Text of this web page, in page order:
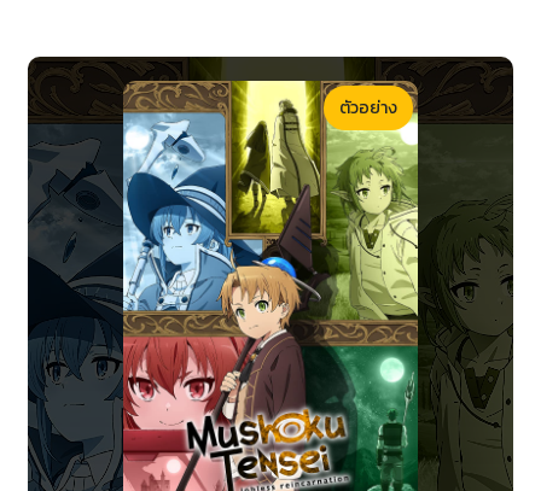
ตัวอย่าง